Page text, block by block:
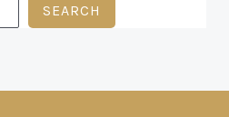
SEARCH